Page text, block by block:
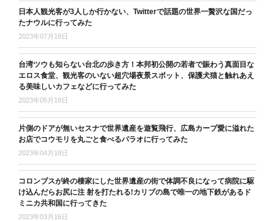
日本人観光客が3人しか行かない、Twitterで話題の世界一贅沢な国だっ
たナウルに行ってみた
2023年07月19日
台湾ツウも知らない台北の歩き方！本邦初公開の若者で賑わう真面目な
エロス食堂、観光客のいない超穴場夜景スポット、保護犬猫と触れあえ
る美味しいカフェなどに行ってみた
2023年05月18日
片側のドアが無いセスナで世界遺産を遊覧飛行、広島カープ愛に溢れた
お店でコウモリを丸ごと食べるパラオに行ってみた
2023年04月18日
コロンブスが終の棲家にした世界遺産の街で体調不良になって病院に駆
け込んだらお尻に注 射を打たれる!カリブの島で唯一の地下鉄があるド
ミニカ共和国に行ってきた
2023年03月16日